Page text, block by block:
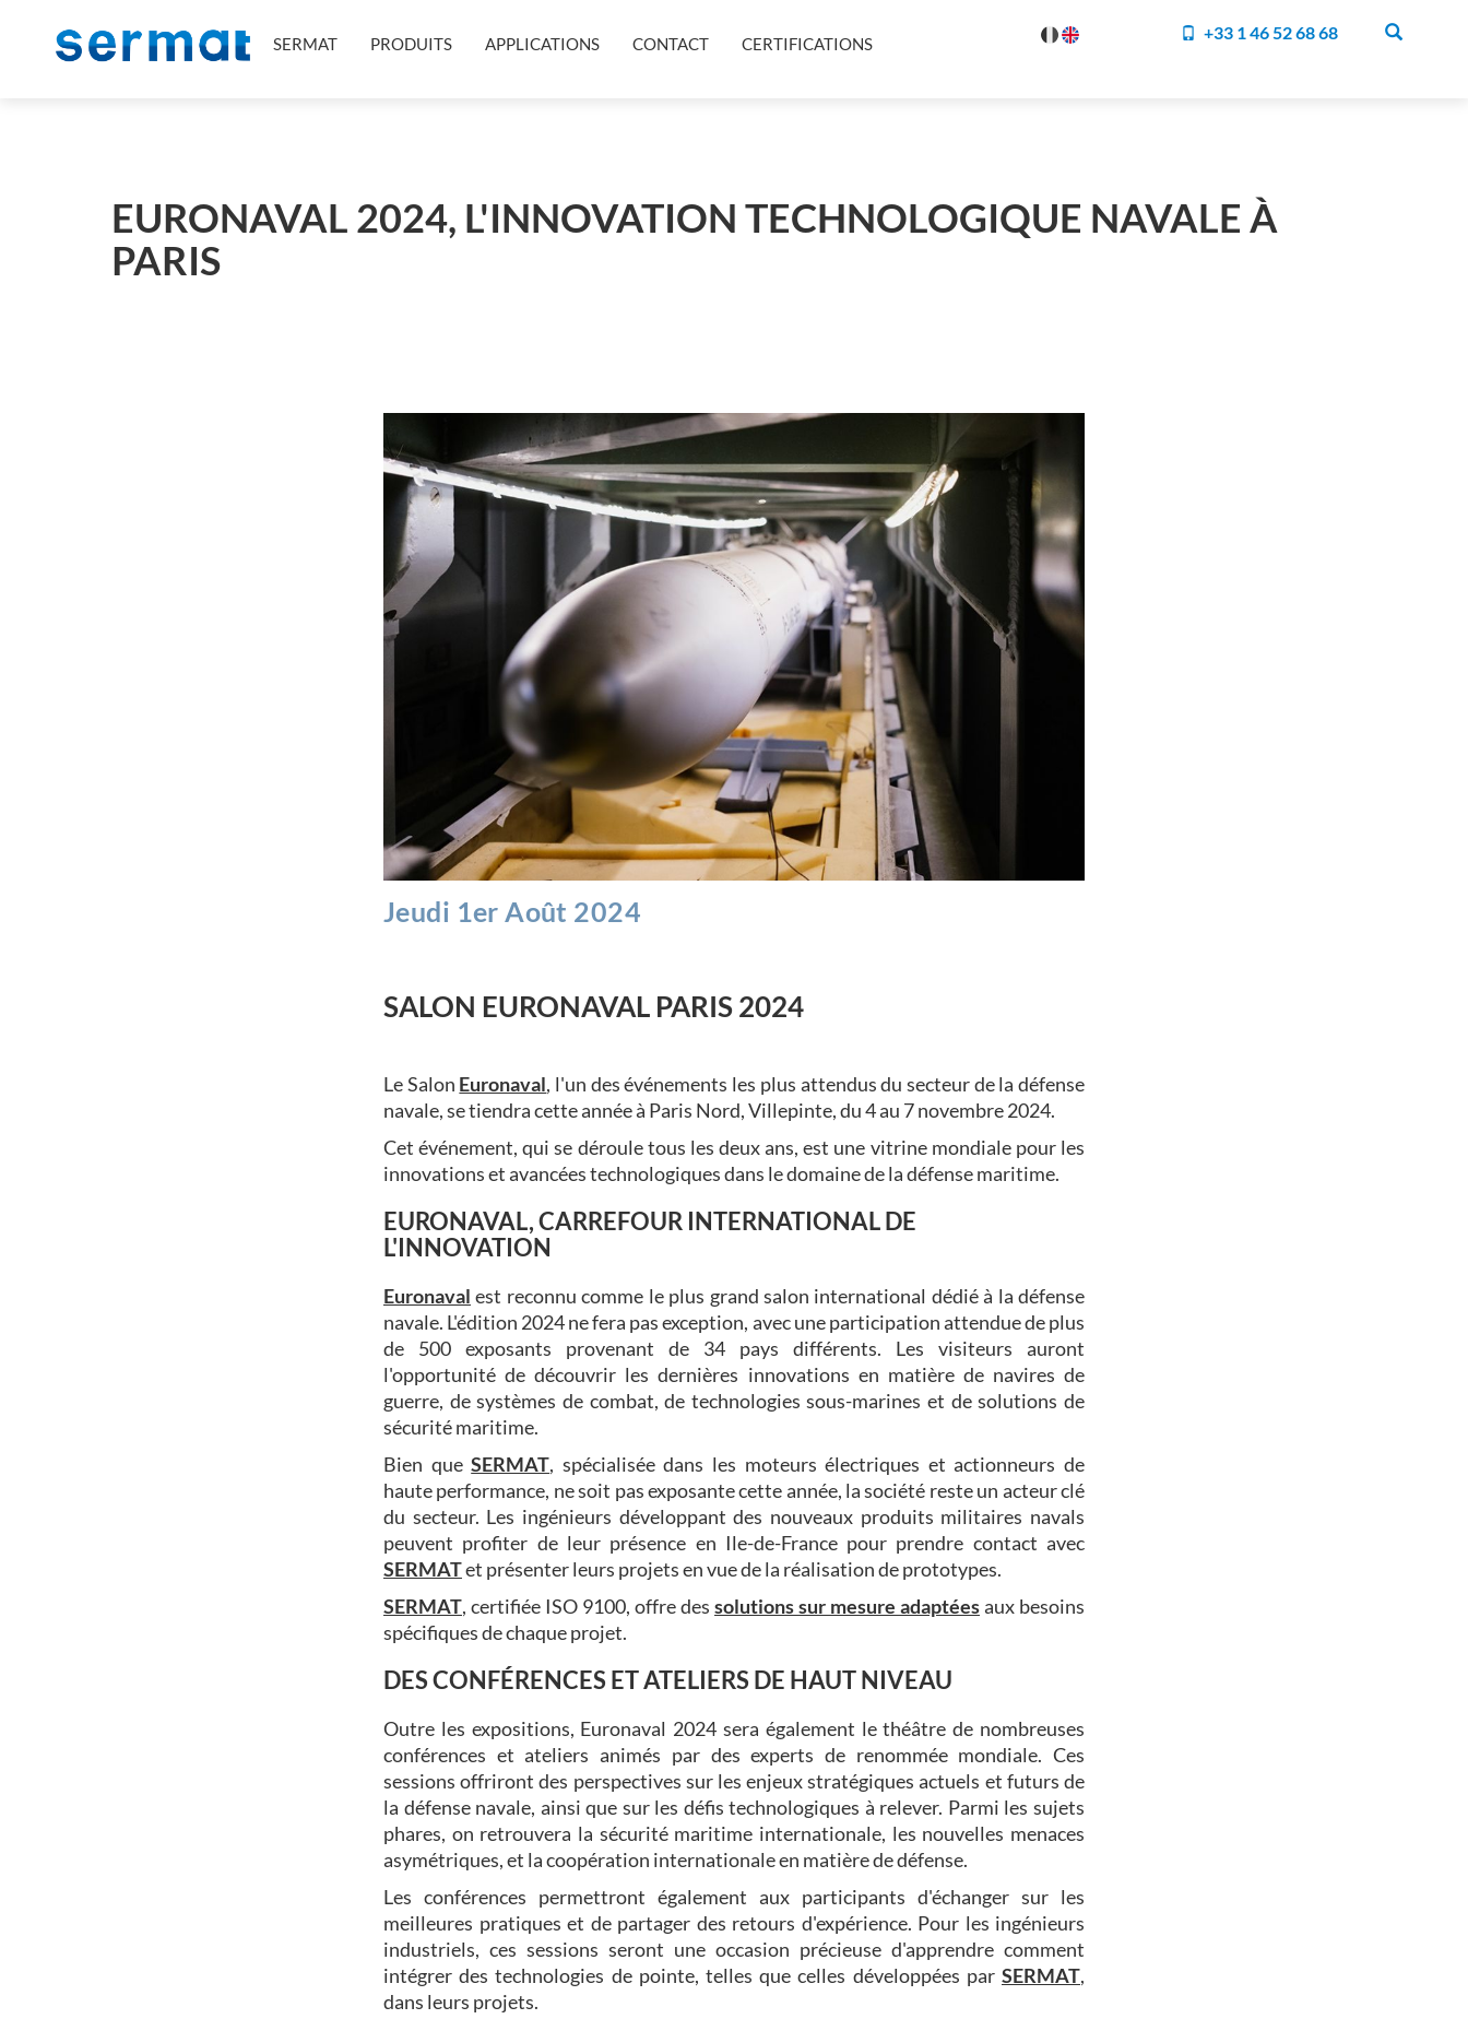
SERMAT PRODUITS APPLICATIONS CONTACT CERTIFICATIONS
+33 1 46 52 68 68
EURONAVAL 2024, L'INNOVATION TECHNOLOGIQUE NAVALE À
PARIS
Jeudi 1er Août 2024
SALON EURONAVAL PARIS 2024
Le Salon Euronaval, l'un des événements les plus attendus du secteur de la défense
navale, se tiendra cette année à Paris Nord, Villepinte, du 4 au 7 novembre 2024.
Cet événement, qui se déroule tous les deux ans, est une vitrine mondiale pour les
innovations et avancées technologiques dans le domaine de la défense maritime.
EURONAVAL, CARREFOUR INTERNATIONAL DE
L'INNOVATION
Euronaval est reconnu comme le plus grand salon international dédié à la défense
navale. L'édition 2024 ne fera pas exception, avec une participation attendue de plus
de 500 exposants provenant de 34 pays différents. Les visiteurs auront
l'opportunité de découvrir les dernières innovations en matière de navires de
guerre, de systèmes de combat, de technologies sous-marines et de solutions de
sécurité maritime.
Bien queSERMAT, spécialisée dans les moteurs électriques et actionneurs de
haute performance, ne soit pas exposante cette année, la société reste un acteur clé
du secteur. Les ingénieurs développant des nouveaux produits militaires navals
peuvent profiter de leur présence en Ile-de-France pour prendre contact avec
SERMATet présenter leurs projets en vue de la réalisation de prototypes.
SERMAT, certifiée ISO 9100, offre des solutions sur mesure adaptéesaux besoins
spécifiques de chaque projet.
DES CONFÉRENCES ET ATELIERS DE HAUT NIVEAU
Outre les expositions, Euronaval 2024 sera également le théâtre de nombreuses
conférences et ateliers animés par des experts de renommée mondiale. Ces
sessions offriront des perspectives sur les enjeux stratégiques actuels et futurs de
la défense navale, ainsi que sur les défis technologiques à relever. Parmi les sujets
phares, on retrouvera la sécurité maritime internationale, les nouvelles menaces
asymétriques, et la coopération internationale en matière de défense.
Les conférences permettront également aux participants d'échanger sur les
meilleures pratiques et de partager des retours d'expérience. Pour les ingénieurs
industriels, ces sessions seront une occasion précieuse d'apprendre comment
intégrer des technologies de pointe, telles que celles développées par SERMAT,
dans leurs projets.